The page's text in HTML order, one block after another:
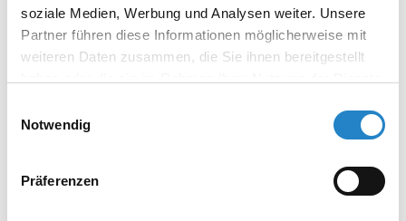
soziale Medien, Werbung und Analysen weiter. Unsere
Partner führen diese Informationen möglicherweise mit
weiteren Daten zusammen, die Sie ihnen bereitgestellt
Notwendig
Präferenzen